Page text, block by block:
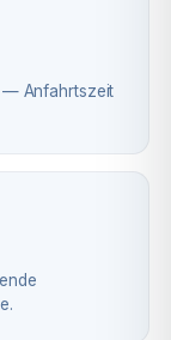
— Anfahrtszeit